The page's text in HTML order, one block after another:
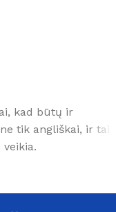
kad būtų ir
tik angliškai, ir tai